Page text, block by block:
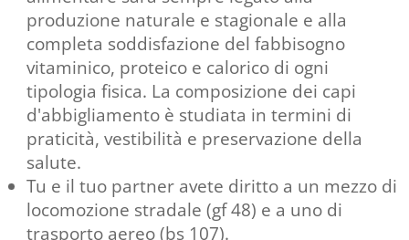
produzione naturale e stagionale e alla
completa soddisfazione del fabbisogno
vitaminico, proteico e calorico di ogni
tipologia fisica. La composizione dei capi
d'abbigliamento è studiata in termini di
praticità, vestibilità e preservazione della
salute.
Tu e il tuo partner avete diritto a un mezzo di
locomozione stradale (gf 48) e a uno di
trasporto aereo (bs 107).